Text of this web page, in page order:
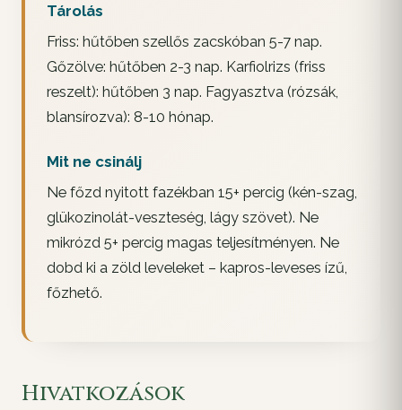
Tárolás
Friss: hűtőben szellős zacskóban 5-7 nap.
Gőzölve: hűtőben 2-3 nap. Karfiolrizs (friss
reszelt): hűtőben 3 nap. Fagyasztva (rózsák,
blansírozva): 8-10 hónap.
Mit ne csinálj
Ne főzd nyitott fazékban 15+ percig (kén-szag,
glükozinolát-veszteség, lágy szövet). Ne
mikrózd 5+ percig magas teljesítményen. Ne
dobd ki a zöld leveleket – kapros-leveses ízű,
főzhető.
Hivatkozások